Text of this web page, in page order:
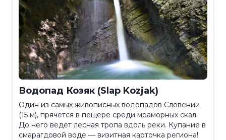
Водопад Козяк (Slap Kozjak)
Один из самых живописных водопадов Словении
(15 м), прячется в пещере среди мраморных скал.
До него ведет лесная тропа вдоль реки. Купание в
смарагдовой воде — визитная карточка региона!